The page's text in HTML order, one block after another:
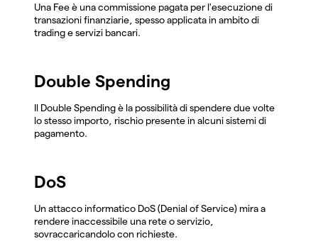
Una Fee è una commissione pagata per l'esecuzione di
transazioni finanziarie, spesso applicata in ambito di
trading e servizi bancari.
Double Spending
Il Double Spending è la possibilità di spendere due volte
lo stesso importo, rischio presente in alcuni sistemi di
pagamento.
DoS
Un attacco informatico DoS (Denial of Service) mira a
rendere inaccessibile una rete o servizio,
sovraccaricandolo con richieste.